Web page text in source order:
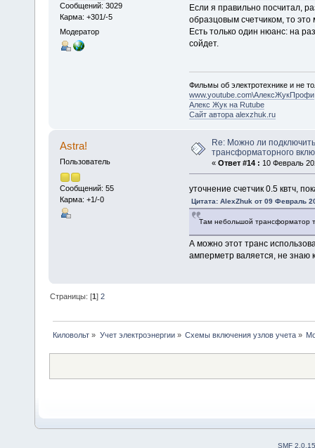
Сообщений: 3029
Карма: +301/-5
Модератор
Если я правильно посчитал,
образцовым счетчиком, то
Есть только один нюанс: на
сойдет.
Фильмы об электротехнике и не
www.youtube.com\АлексЖукПрофи
Алекс Жук на Rutube
Сайт автора alexzhuk.ru
Astra!
Пользователь
Сообщений: 55
Карма: +1/-0
Re: Можно ли подключить
трансформаторного
« Ответ #14 : 10 Февраль
уточнение счетчик 0.5 квтч,
Цитата: AlexZhuk от 09 Февраль
Там небольшой трансформатор
А можно этот транс
амперметр валяется, не знаю
Страницы: [1]2
Киловольт » Учет электроэнергии» Схемы включения узлов учета»
SMF 2.0.15